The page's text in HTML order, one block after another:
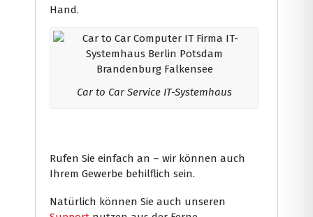
Hand.
Car to Car Service IT-Systemhaus
Rufen Sie einfach an – wir können auch
Ihrem Gewerbe behilflich sein.
Natürlich können Sie auch unseren